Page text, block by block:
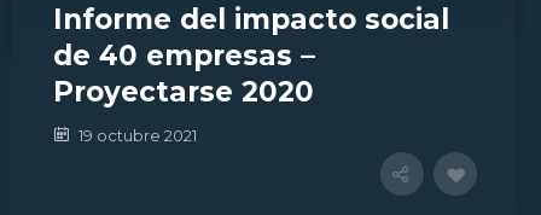
Informe del impacto social
de 40 empresas –
Proyectarse 2020
19 octubre 2021
AYUDAS
POLÍTICA DE PRIVACIDAD
Localiza nuestras oficinas y contacta